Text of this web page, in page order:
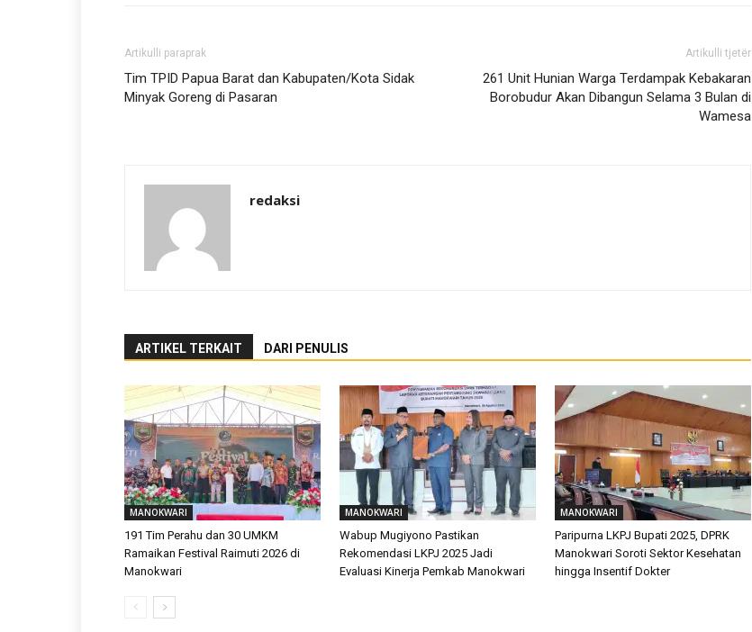
Artikulli paraprak
Tim TPID Papua Barat dan Kabupaten/Kota Sidak
Minyak Goreng di Pasaran
Artikulli tjetër
261 Unit Hunian Warga Terdampak Kebakaran
Borobudur Akan Dibangun Selama 3 Bulan di
Wamesa
redaksi
ARTIKEL TERKAIT DARI PENULIS
MANOKWARI
191 Tim Perahu dan 30 UMKM
Ramaikan Festival Raimuti 2026 di
Manokwari
MANOKWARI
Wabup Mugiyono Pastikan
Rekomendasi LKPJ 2025 Jadi
Evaluasi Kinerja Pemkab Manokwari
MANOKWARI
Paripurna LKPJ Bupati 2025, DPRK
Manokwari Soroti Sektor Kesehatan
hingga Insentif Dokter